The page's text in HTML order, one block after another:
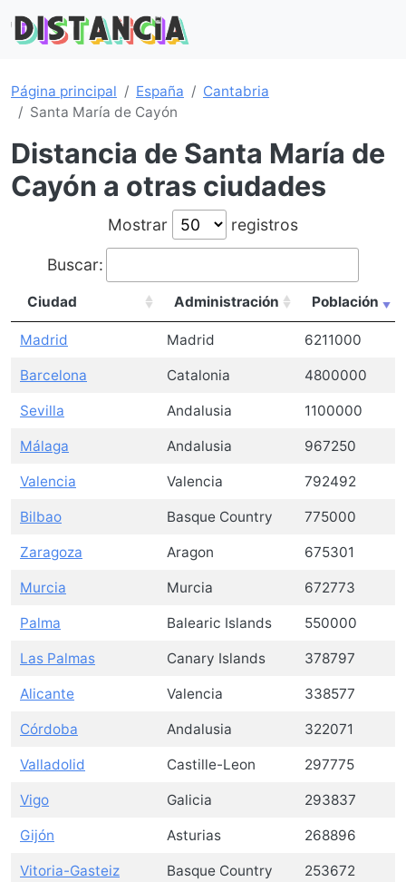
Página principal España
Cantabria
Santa María de Cayón
Distancia de Santa María de
Cayón a otras ciudades
Mostrar registros
Buscar:
Ciudad Administración Población
Madrid Madrid 6211000
Barcelona Catalonia 4800000
Sevilla Andalusia 1100000
Málaga Andalusia 967250
Valencia Valencia 792492
Bilbao Basque Country 775000
Zaragoza Aragon 675301
Murcia Murcia 672773
Palma Balearic Islands 550000
Las Palmas Canary Islands 378797
Alicante Valencia 338577
Córdoba Andalusia 322071
Valladolid Castille-Leon 297775
Vigo Galicia 293837
Gijón Asturias 268896
Vitoria-Gasteiz Basque Country 253672